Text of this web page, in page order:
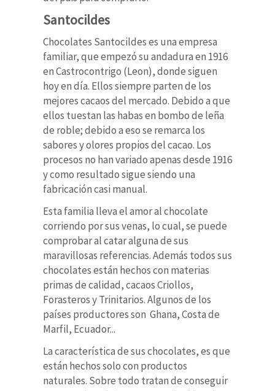
Santocildes
Chocolates Santocildes es una empresa
familiar, que empezó su andadura en 1916
en Castrocontrigo (Leon), donde siguen
hoy en día. Ellos siempre parten de los
mejores cacaos del mercado. Debido a que
ellos tuestan las habas en bombo de leña
de roble; debido a eso se remarca los
sabores y olores propios del cacao. Los
procesos no han variado apenas desde 1916
y como resultado sigue siendo una
fabricación casi manual.
Esta familia lleva el amor al chocolate
corriendo por sus venas, lo cual, se puede
comprobar al catar alguna de sus
maravillosas referencias. Además todos sus
chocolates están hechos con materias
primas de calidad, cacaos Criollos,
Forasteros y Trinitarios. Algunos de los
países productores son Ghana, Costa de
Marfil, Ecuador...
La característica de sus chocolates, es que
están hechos solo con productos
naturales. Sobre todo tratan de conseguir